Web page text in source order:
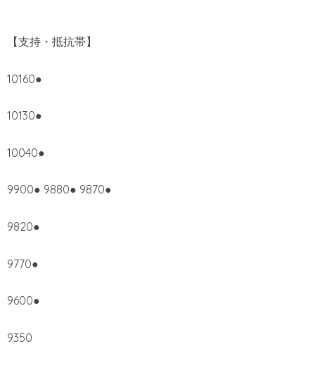
【支持・抵抗帯】
10160●
10130●
10040●
9900● 9880● 9870●
9820●
9770●
9600●
9350